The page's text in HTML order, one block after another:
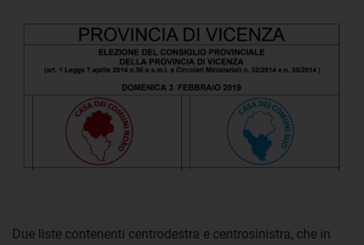
Due liste contenenti centrodestra e centrosinistra, che in